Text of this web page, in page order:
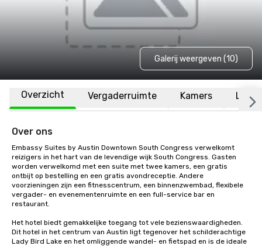
Galerij weergeven (10)
Overzicht Vergaderruimte Kamers
Over ons
Embassy Suites by Austin Downtown South Congress verwelkomt
reizigers in het hart van de levendige wijk South Congress. Gasten
worden verwelkomd met een suite met twee kamers, een gratis
ontbijt op bestelling en een gratis avondreceptie. Andere
voorzieningen zijn een fitnesscentrum, een binnenzwembad, flexibele
vergader- en evenementenruimte en een full-service bar en
restaurant.
Het hotel biedt gemakkelijke toegang tot vele bezienswaardigheden.
Dit hotel in het centrum van Austin ligt tegenover het schilderachtige
Lady Bird Lake en het omliggende wandel- en fietspad en is de ideale